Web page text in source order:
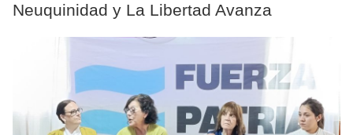
Neuquinidad y La Libertad Avanza